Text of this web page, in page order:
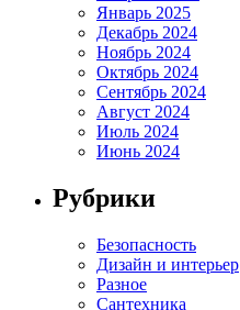
Январь 2025
Декабрь 2024
Ноябрь 2024
Октябрь 2024
Сентябрь 2024
Август 2024
Июль 2024
Июнь 2024
Рубрики
Безопасность
Дизайн и интерьер
Разное
Сантехника